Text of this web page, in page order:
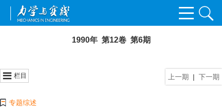
1990年 第12卷 第6期
上一期 | 下一期
栏目
专题综述